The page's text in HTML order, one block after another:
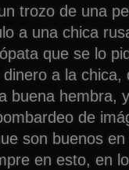
trozo de una
a una chica
que se lo
a la chica,
buena hembra,
de
son buenos
en esto, en